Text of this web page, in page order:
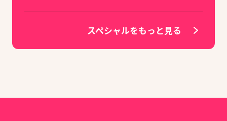
スペシャルをもっと見る